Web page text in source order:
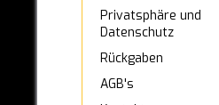
A5 / S5
A5 / RS5 (F5)
A6-C4 (1994-1997)
Privatsphäre und
Datenschutz
Rückgaben
AGB's